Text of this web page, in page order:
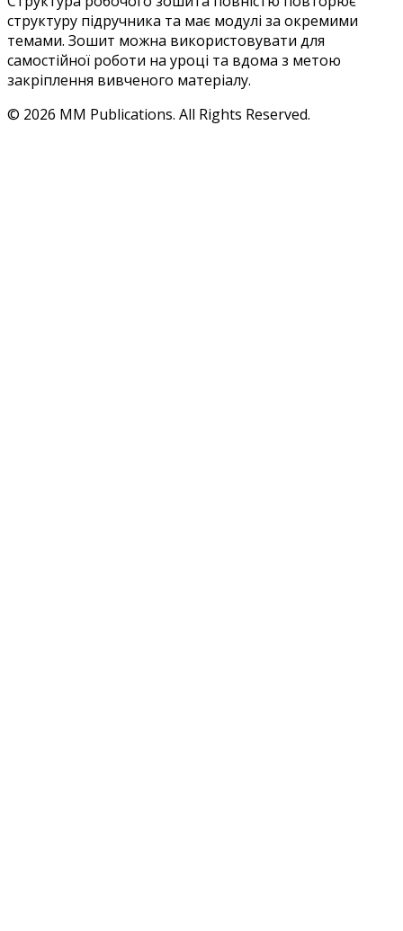
структуру підручника та має модулі за окремими
темами. Зошит можна використовувати для
самостійної роботи на уроці та вдома з метою
закріплення вивченого матеріалу.
© 2026 MM Publications. All Rights Reserved.